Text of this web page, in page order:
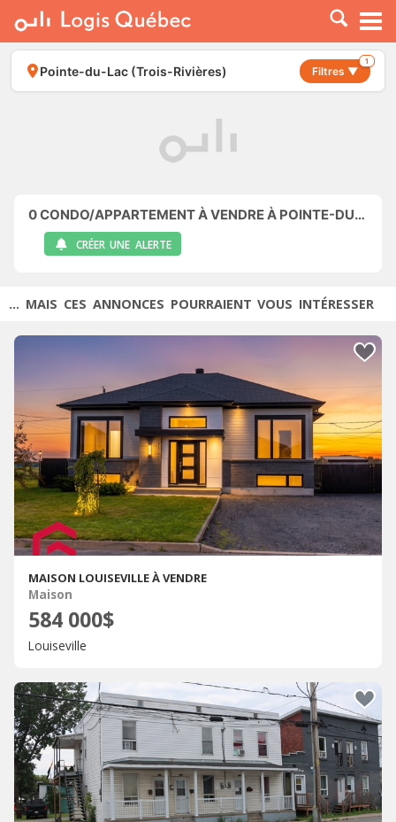
À LOUER
À VENDRE
PLACER UNE ANNONCE
Pointe-du-Lac (Trois-Rivières) Filtres ▼
1
0CONDO/APPARTEMENT À VENDRE À POINTE-DU-LAC (TROIS-RIVIÈRES)
CRÉER UNE ALERTE
... MAIS CES ANNONCES POURRAIENT VOUS INTÉRESSER
MAISON LOUISEVILLE À VENDRE
Maison
584 000$
Louiseville